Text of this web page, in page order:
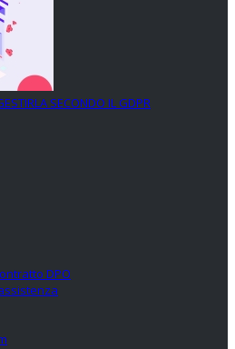
SECONDO IL GDPR
DPO